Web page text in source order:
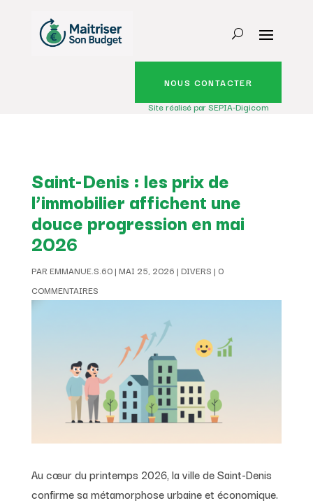
NOUS CONTACTER
Site réalisé par SEPIA-Digicom
Saint-Denis : les prix de
l’immobilier affichent une
douce progression en mai
2026
PAREMMANUE.S.60| MAI 25, 2026 | DIVERS | 0
COMMENTAIRES
Au cœur du printemps 2026, la ville de Saint-Denis
confirme sa métamorphose urbaine et économique.